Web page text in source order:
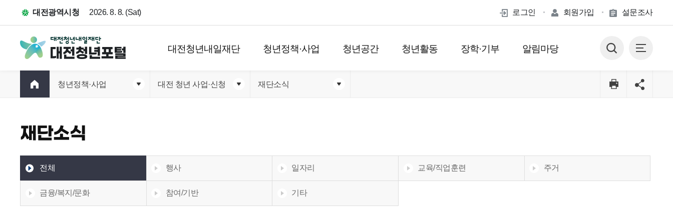
대전광역시청 2026. 8. 8. (Sat) 로그인 회원가입 설문조사
대전청년내일재단 청년정책·사업 청년공간 청년활동 장학·기부 알림마당
청년정책·사업 대전 청년 사업·신청 재단소식
재단소식
전체 행사 일자리 교육/직업훈련 주거
금융/복지/문화 참여/기반 기타